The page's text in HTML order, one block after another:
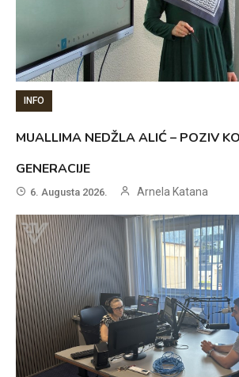
INFO
MUALLIMA NEDŽLA ALIĆ – POZIV
GENERACIJE
6. Augusta 2026. Arnela Katana